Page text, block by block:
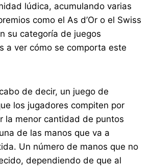
lúdica, acumulando varias
como el As d’Or o el Swiss
su categoría de juegos
a ver cómo se comporta este
de decir, un juego de
los jugadores compiten por
la menor cantidad de puntos
de las manos que va a
Un número de manos que no
dependiendo de que al